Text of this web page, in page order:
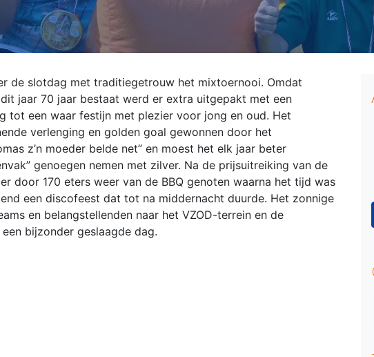
de slotdag met traditiegetrouw het mixtoernooi. Omdat
jaar 70 jaar bestaat werd er extra uitgepakt met een
tot een waar festijn met plezier voor jong en oud. Het
verlenging en golden goal gewonnen door het
z’n moeder belde net” en moest het elk jaar beter
genoegen nemen met zilver. Na de prijsuitreiking van de
door 170 eters weer van de BBQ genoten waarna het tijd was
een discofeest dat tot na middernacht duurde. Het zonnige
en belangstellenden naar het VZOD-terrein en de
bijzonder geslaagde dag.